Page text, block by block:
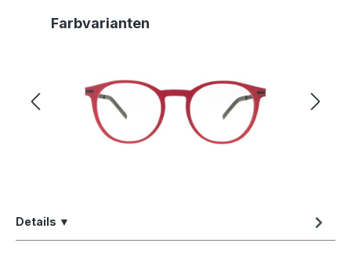
Produktgalerie überspringen
Farbvarianten
Details ▼